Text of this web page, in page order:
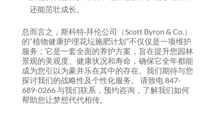
还能茁壮成长。
总而言之，斯科特·拜伦公司（Scott Byron & Co.）
的“植物健康护理花坛施肥计划”不仅仅是一项维护
服务；它是一套全面的养护方案，旨在提升您园林
景观的美观度、健康状况和寿命，确保它全年都能
成为您引以为豪并乐在其中的存在。我们期待与您
探讨我们的战略性及个性化服务。 请致电 847-
689-0266 与我们联系，预约咨询，了解我们如何
帮助您让梦想代代相传。